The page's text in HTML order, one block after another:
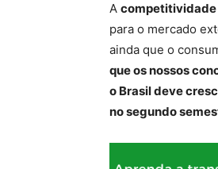
A competitividade
para o mercado
ainda que o
que os nossos
o Brasil deve
no segundo